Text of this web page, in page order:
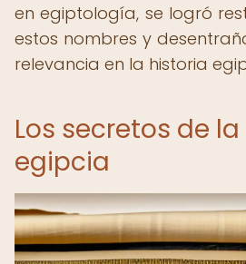
en egiptología, se logró
estos nombres y
relevancia en la historia
Los secretos de
egipcia